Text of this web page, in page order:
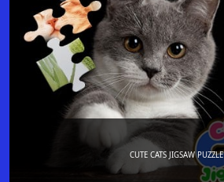
CUTE CATS JIGSAW PUZZLE